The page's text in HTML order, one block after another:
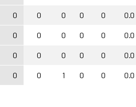
0 0 0 0 0 0.0
0 0 0 0 0 0.0
0 0 0 0 0 0.0
0 0 1 0 0 0.0